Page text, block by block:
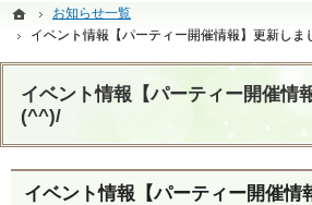
ホーム
お知らせ一覧
イベント情報【パーティー開催情報】更新しま
イベント情報【パーティー開催情
(^^)/
イベント情報【パーティー開催情
ホーム
お知らせ一覧
イベント情報【パーティー開催情報】更新しま